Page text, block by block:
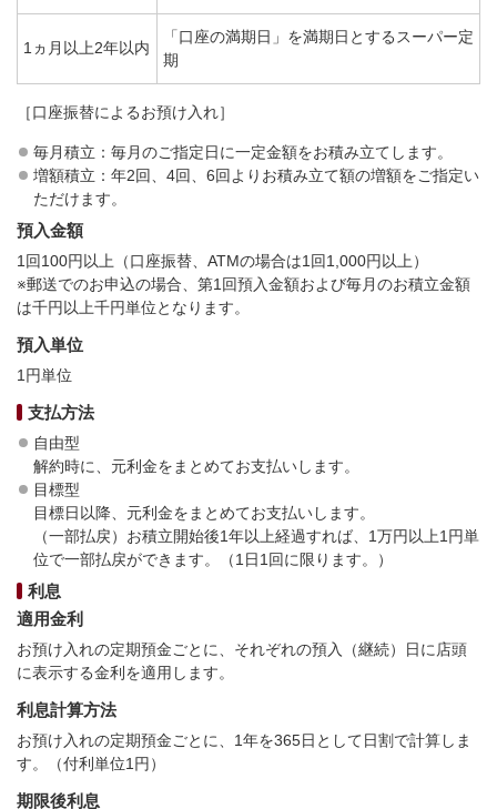
1ヵ月以上2年以内
「口座の満期日」を満期日とするスーパー定
期
［口座振替によるお預け入れ］
毎月積立：毎月のご指定日に一定金額をお積み立てします。
増額積立：年2回、4回、6回よりお積み立て額の増額をご指定い
ただけます。
預入金額
1回100円以上（口座振替、ATMの場合は1回1,000円以上）
※郵送でのお申込の場合、第1回預入金額および毎月のお積立金額
は千円以上千円単位となります。
預入単位
1円単位
支払方法
自由型
解約時に、元利金をまとめてお支払いします。
目標型
目標日以降、元利金をまとめてお支払いします。
（一部払戻）お積立開始後1年以上経過すれば、1万円以上1円単
位で一部払戻ができます。（1日1回に限ります。）
利息
適用金利
お預け入れの定期預金ごとに、それぞれの預入（継続）日に店頭
に表示する金利を適用します。
利息計算方法
お預け入れの定期預金ごとに、1年を365日として日割で計算しま
す。（付利単位1円）
期限後利息